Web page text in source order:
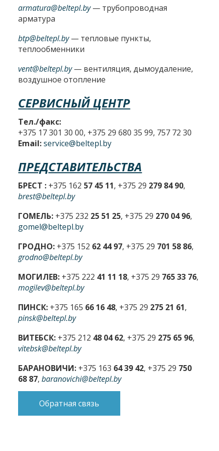
armatura@beltepl.by— трубопроводная
арматура
btp@beltepl.by— тепловые пункты,
теплообменники
vent@beltepl.by— вентиляция, дымоудаление,
воздушное отопление
СЕРВИСНЫЙ ЦЕНТР
Тел./факс:
+375 17 301 30 00, +375 29 680 35 99, 757 72 30
Email: service@beltepl.by
ПРЕДСТАВИТЕЛЬСТВА
БРЕСТ : +375 162 57 45 11, +375 29 279 84 90,
brest@beltepl.by
ГОМЕЛЬ: +375 232 25 51 25, +375 29 270 04 96,
gomel@beltepl.by
ГРОДНО: +375 152 62 44 97, +375 29 701 58 86,
grodno@beltepl.by
МОГИЛЕВ: +375 222 41 11 18, +375 29 765 33 76,
mogilev@beltepl.by
ПИНСК: +375 165 66 16 48, +375 29 275 21 61,
pinsk@beltepl.by
ВИТЕБСК: +375 212 48 04 62, +375 29 275 65 96,
vitebsk@beltepl.by
БАРАНОВИЧИ: +375 163 64 39 42, +375 29 750
68 87,baranovichi@beltepl.by
Обратная связь